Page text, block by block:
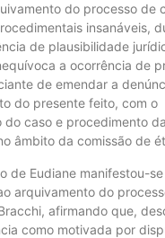
do processo de
insanáveis,
de plausibilidade
a ocorrência de
de emendar a
do presente feito, com o
do caso e procedimento
âmbito da comissão de
de Eudiane manifestou-se
arquivamento do
afirmando que,
como motivada por